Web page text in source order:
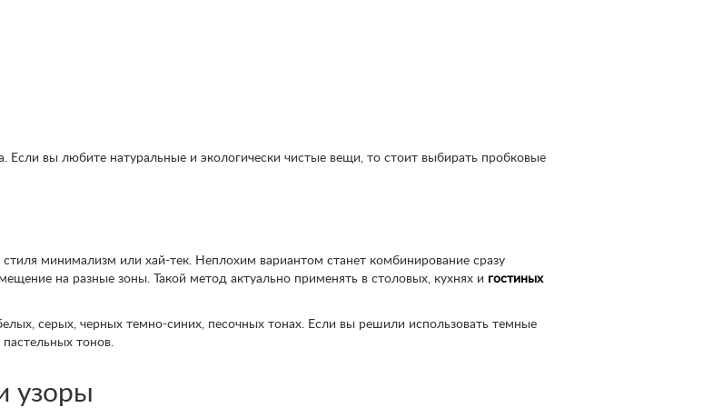
вы любите натуральные и экологически чистые вещи, то стоит выбирать пробковые
минимализм или хай-тек. Неплохим вариантом станет комбинирование сразу
на разные зоны. Такой метод актуально применять в столовых, кухнях и гостиных
серых, черных темно-синих, песочных тонах. Если вы решили использовать темные
пастельных тонов.
узоры